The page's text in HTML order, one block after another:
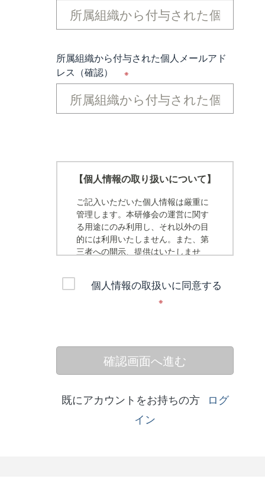
所属組織から付与された個人メールアド
レス（確認）
※
【個人情報の取り扱いについて】
ご記入いただいた個人情報は厳重に
管理します。本研修会の運営に関す
る用途にのみ利用し、それ以外の目
的には利用いたしません。また、第
三者への開示、提供はいたしませ
フォームを送信してください。
個人情報の取扱いに同意する
※
確認画面へ進む
既にアカウントをお持ちの方
ログ
イン